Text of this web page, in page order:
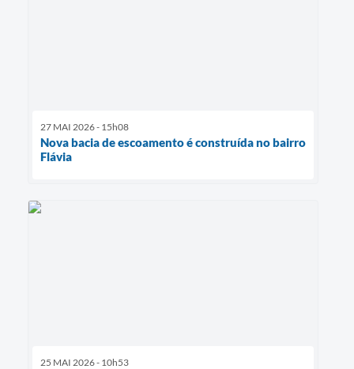
27 MAI 2026 - 15h08
Nova bacia de escoamento é construída no bairro
Flávia
25 MAI 2026 - 10h53